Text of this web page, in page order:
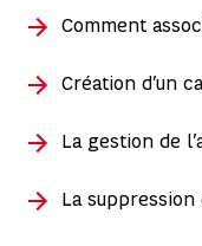
Comment
Création d’un
La gestion de
La suppression